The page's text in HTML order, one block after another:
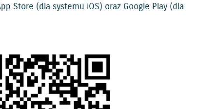
Store (dla systemu iOS) oraz Google Play (dla